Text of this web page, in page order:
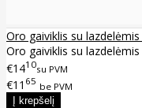
Oro gaiviklis su
Oro gaiviklis su
€1410su PVM
€11 65 be PVM